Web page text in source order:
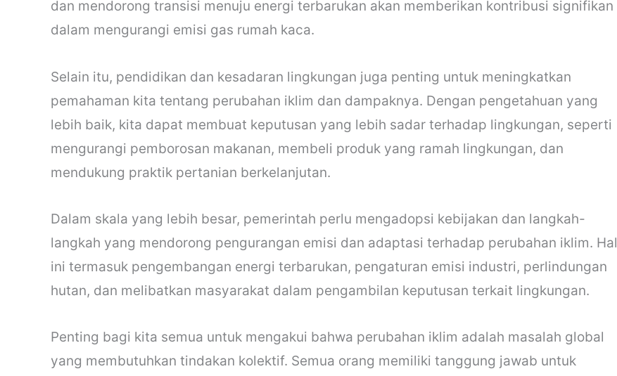
dan mendorong transisi menuju energi terbarukan akan memberikan kontribusi signifikan
dalam mengurangi emisi gas rumah kaca.
Selain itu, pendidikan dan kesadaran lingkungan juga penting untuk meningkatkan
pemahaman kita tentang perubahan iklim dan dampaknya. Dengan pengetahuan yang
lebih baik, kita dapat membuat keputusan yang lebih sadar terhadap lingkungan, seperti
mengurangi pemborosan makanan, membeli produk yang ramah lingkungan, dan
mendukung praktik pertanian berkelanjutan.
Dalam skala yang lebih besar, pemerintah perlu mengadopsi kebijakan dan langkah-
langkah yang mendorong pengurangan emisi dan adaptasi terhadap perubahan iklim. Hal
ini termasuk pengembangan energi terbarukan, pengaturan emisi industri, perlindungan
hutan, dan melibatkan masyarakat dalam pengambilan keputusan terkait lingkungan.
Penting bagi kita semua untuk mengakui bahwa perubahan iklim adalah masalah global
yang membutuhkan tindakan kolektif. Semua orang memiliki tanggung jawab untuk